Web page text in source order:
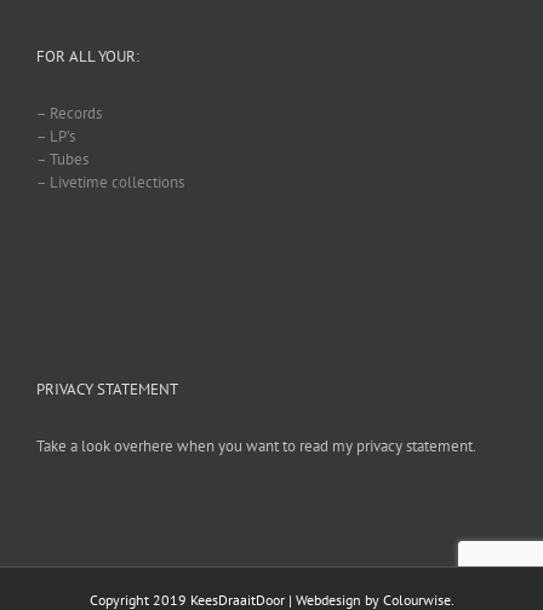
FOR ALL YOUR:
– Records
– LP’s
– Tubes
– Livetime collections
PRIVACY STATEMENT
Take a look overhere when you want to read my privacy statement.
Copyright 2019 KeesDraaitDoor | Webdesign by Colourwise.